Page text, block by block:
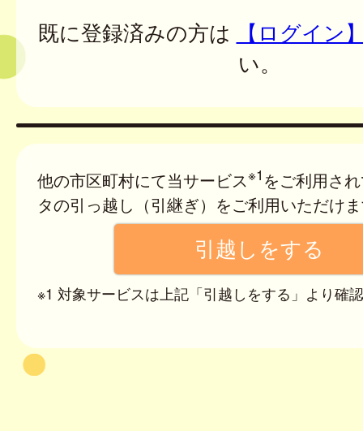
既に登録済みの方は
【ログイン
い。
他の市区町村にて当サービス※1 をご利用さ
タの引っ越し（引継ぎ）をご利用いただけ
※1 対象サービスは上記「引越しをする」より確